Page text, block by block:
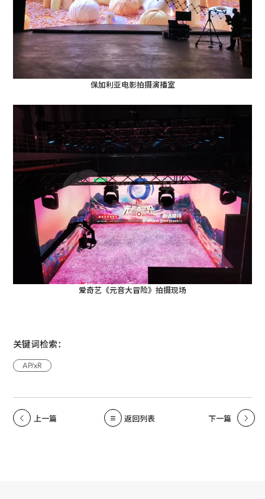
保加利亚电影拍摄演播室
爱奇艺《元音大冒险》拍摄现场
关键词检索：
AP/xR
上一篇 返回列表 下一篇